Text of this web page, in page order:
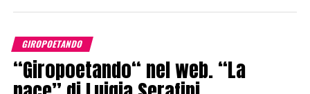
GIROPOETANDO
“Giropoetando“ nel web. “La